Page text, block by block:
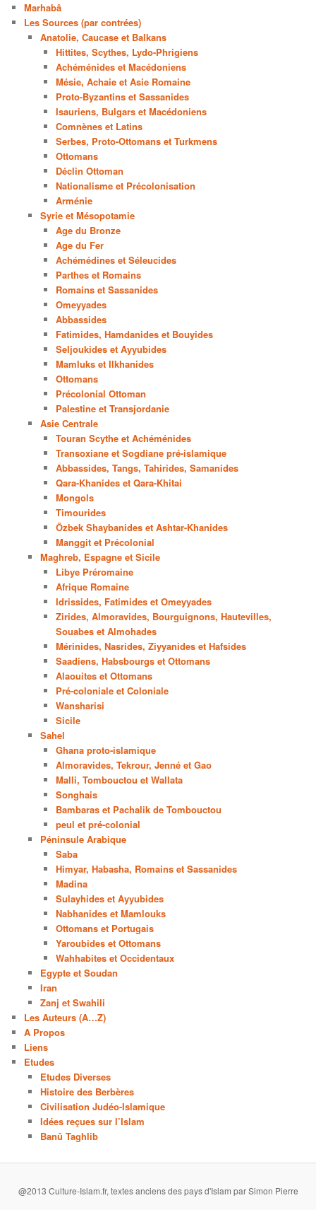
Marhabâ
Les Sources (par contrées)
Anatolie, Caucase et Balkans
Hittites, Scythes, Lydo-Phrigiens
Achéménides et Macédoniens
Mésie, Achaie et Asie Romaine
Proto-Byzantins et Sassanides
Isauriens, Bulgars et Macédoniens
Comnènes et Latins
Serbes, Proto-Ottomans et Turkmens
Ottomans
Déclin Ottoman
Nationalisme et Précolonisation
Arménie
Syrie et Mésopotamie
Age du Bronze
Age du Fer
Achémédines et Séleucides
Parthes et Romains
Romains et Sassanides
Omeyyades
Abbassides
Fatimides, Hamdanides et Bouyides
Seljoukides et Ayyubides
Mamluks et Ilkhanides
Ottomans
Précolonial Ottoman
Palestine et Transjordanie
Asie Centrale
Touran Scythe et Achéménides
Transoxiane et Sogdiane pré-islamique
Abbassides, Tangs, Tahirides, Samanides
Qara-Khanides et Qara-Khitai
Mongols
Timourides
Özbek Shaybanides et Ashtar-Khanides
Manggit et Précolonial
Maghreb, Espagne et Sicile
Libye Préromaine
Afrique Romaine
Idrissides, Fatimides et Omeyyades
Zirides, Almoravides, Bourguignons, Hautevilles,
Souabes et Almohades
Mérinides, Nasrides, Ziyyanides et Hafsides
Saadiens, Habsbourgs et Ottomans
Alaouites et Ottomans
Pré-coloniale et Coloniale
Wansharisi
Sicile
Sahel
Ghana proto-islamique
Almoravides, Tekrour, Jenné et Gao
Malli, Tombouctou et Wallata
Songhais
Bambaras et Pachalik de Tombouctou
peul et pré-colonial
Péninsule Arabique
Saba
Himyar, Habasha, Romains et Sassanides
Madina
Sulayhides et Ayyubides
Nabhanides et Mamlouks
Ottomans et Portugais
Yaroubides et Ottomans
Wahhabites et Occidentaux
Egypte et Soudan
Iran
Zanj et Swahili
Les Auteurs (A…Z)
A Propos
Liens
Etudes
Etudes Diverses
Histoire des Berbères
Civilisation Judéo-Islamique
Idées reçues sur l’Islam
Banû Taghlib
@2013 Culture-Islam.fr, textes anciens des pays d'Islam par Simon Pierre